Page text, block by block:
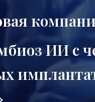
ИИ с